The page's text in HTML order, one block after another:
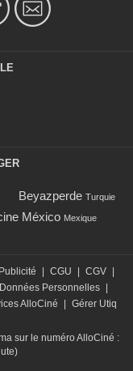
Beyazperde Turquie
México Mexique
Publicité CGU CGV
Données Personnelles
AlloCiné
Gérer Utiq
sur le numéro AlloCiné :